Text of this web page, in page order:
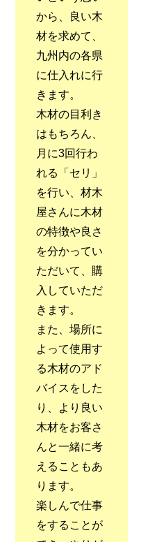
から、良い木
材を求めて、
九州内の各県
に仕入れに行
きます。
木材の目利き
はもちろん、
月に3回行わ
れる「セリ」
を行い、材木
屋さんに木材
の特徴や良さ
を分かってい
ただいて、購
入していただ
きます。
また、場所に
よって使用す
る木材のアド
バイスをした
り、より良い
木材をお客さ
んと一緒に考
えることもあ
ります。
楽しんで仕事
をすることが